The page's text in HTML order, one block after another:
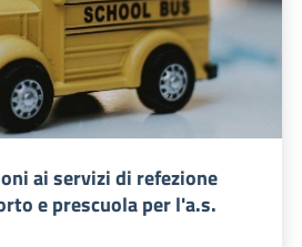
ai servizi di refezione
e prescuola per l'a.s.